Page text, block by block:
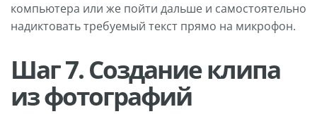
компьютера или же пойти дальше и самостоятельно
надиктовать требуемый текст прямо на микрофон.
Шаг 7. Создание клипа
из фотографий